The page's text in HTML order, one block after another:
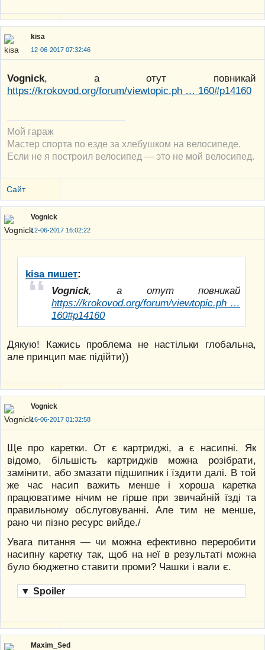
kisa
12-06-2017 07:32:46
Vognick, а отут повникай
https://krokovod.org/forum/viewtopic.ph … 160#p14160
Мой гараж
Мастер спорта по езде за хлебушком на велосипеде.
Если не я построил велосипед — это не мой велосипед.
Сайт
Vognick
12-06-2017 16:02:22
kisa пишет:
Vognick, а отут повникай
https://krokovod.org/forum/viewtopic.ph …
160#p14160
Дякую! Кажись проблема не настільки глобальна,
але принцип має підійти))
Vognick
16-06-2017 01:32:58
Ще про каретки. От є картриджі, а є насипні. Як
відомо, більшість картриджів можна розібрати,
замінити, або змазати підшипник і їздити далі. В той
же час насип важить менше і хороша каретка
працюватиме нічим не гірше при звичайній їзді та
правильному обслуговуванні. Але тим не менше,
рано чи пізно ресурс вийде./
Увага питання — чи можна ефективно переробити
насипну каретку так, щоб на неї в результаті можна
було бюджетно ставити проми? Чашки і вали є.
▼ Spoiler
Maxim_Sed